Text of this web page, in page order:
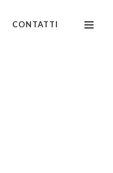
CONTATTI